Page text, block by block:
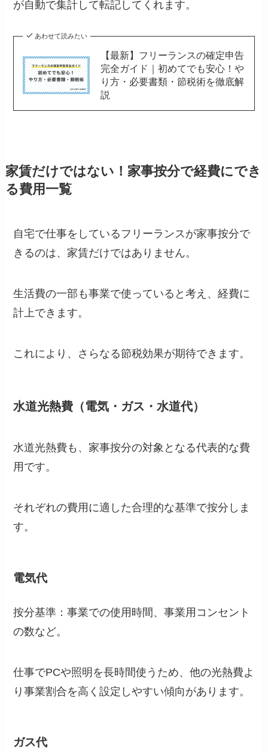
が自動で集計して転記してくれます。
あわせて読みたい
【最新】フリーランスの確定申告
完全ガイド｜初めてでも安心！や
り方・必要書類・節税術を徹底解
説
家賃だけではない！家事按分で経費にでき
る費用一覧
自宅で仕事をしているフリーランスが家事按分で
きるのは、家賃だけではありません。
生活費の一部も事業で使っていると考え、経費に
計上できます。
これにより、さらなる節税効果が期待できます。
水道光熱費（電気・ガス・水道代）
水道光熱費も、家事按分の対象となる代表的な費
用です。
それぞれの費用に適した合理的な基準で按分しま
す。
電気代
按分基準：事業での使用時間、事業用コンセント
の数など。
仕事でPCや照明を長時間使うため、他の光熱費よ
り事業割合を高く設定しやすい傾向があります。
ガス代